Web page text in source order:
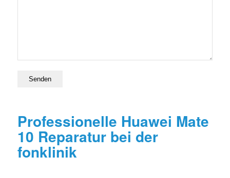
Professionelle Huawei Mate
10 Reparatur bei der
fonklinik